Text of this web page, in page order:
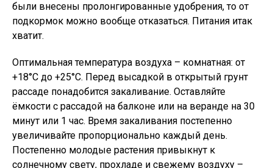
были внесены пролонгированные удобрения, то от
подкормок можно вообще отказаться. Питания итак
хватит.
Оптимальная температура воздуха – комнатная: от
+18°С до +25°С. Перед высадкой в открытый грунт
рассаде понадобится закаливание. Оставляйте
ёмкости с рассадой на балконе или на веранде на 30
минут или 1 час. Время закаливания постепенно
увеличивайте пропорционально каждый день.
Постепенно молодые растения привыкнут к
солнечному свету, прохладе и свежему воздуху –